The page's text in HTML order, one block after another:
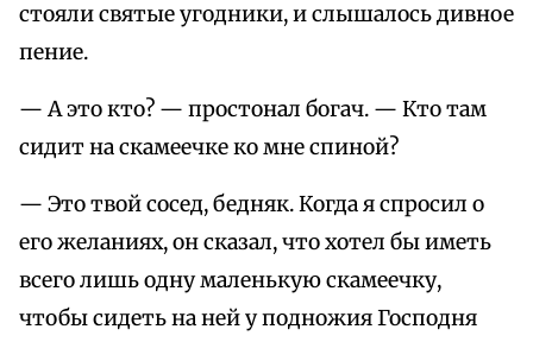
стояли святые угодники, и слышалось дивное
пение.
— А это кто? — пpостонал богач. — Кто там
сидит на скамеечке ко мне спиной?
— Это твой сосед, бедняк. Когда я спpосил о
его желаниях, он сказал, что хотел бы иметь
всего лишь одну маленькую скамеечку,
чтобы сидеть на ней у подножия Господня